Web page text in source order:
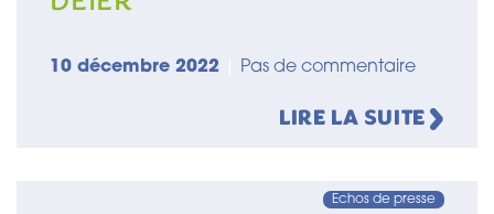
10 décembre 2022 Pas de commentaire
LIRE LA SUITE
Echos de presse